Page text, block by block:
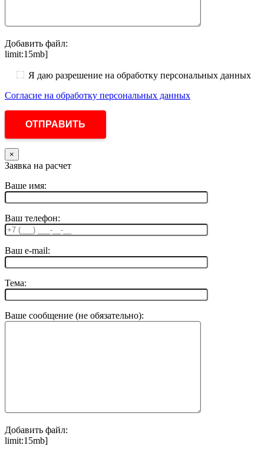
Добавить файл:
limit:15mb]
Я даю разрешение на обработку персональных данных
Согласие на обработку персональных данных
×
Заявка на расчет
Ваше имя:
Ваш телефон:
Ваш e-mail:
Тема:
Ваше сообщение (не обязательно):
Добавить файл:
limit:15mb]